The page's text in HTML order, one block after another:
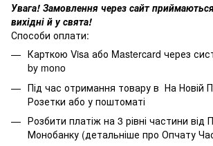
Увага! Замовлення через сайт
вихідні й у свята!
Способи оплати:
Карткою Visa або Mastercard через
by mono
Під час отримання товару в На Новій
Розетки або у поштоматі
Розбити платіж на 3 рівні частини від
Монобанку (детальніше про Опчату